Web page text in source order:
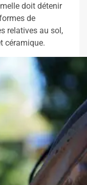
doit détenir
de
relatives au sol,
céramique.